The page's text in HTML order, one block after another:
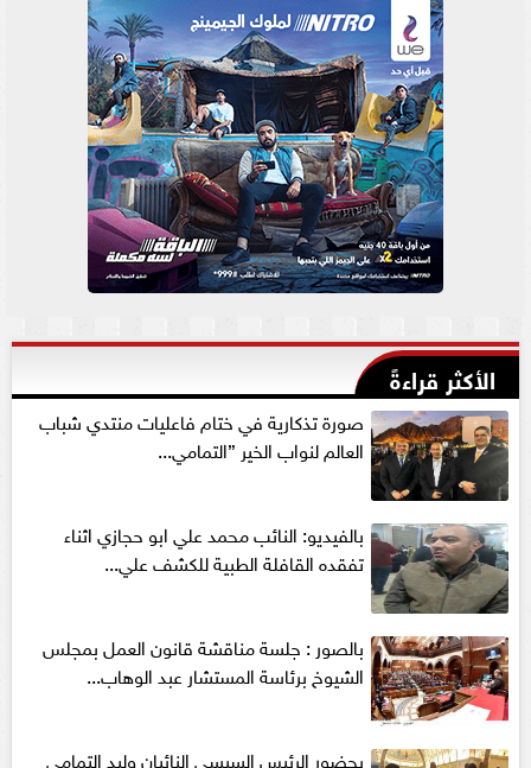
الأكثر قراءةً
صورة تذكارية في ختام فاعليات منتدي شباب
العالم لنواب الخير ”التمامي...
بالفيديو: النائب محمد علي ابو حجازي اثناء
تفقده القافلة الطبية للكشف علي...
بالصور : جلسة مناقشة قانون العمل بمجلس
الشيوخ برئاسة المستشار عبد الوهاب...
بحضور الرئيس السيسي النائبان وليد التمامي